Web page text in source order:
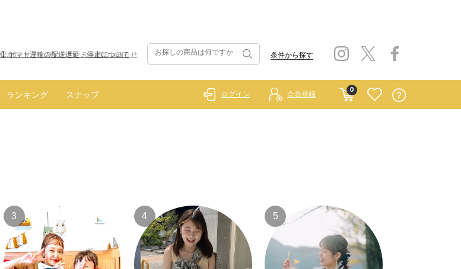
～サイトメンテナンス実施のお知らせ
ヤマト運輸の配送遅延・停止について 条件から探す
ランキング スナップ
0
ログイン 会員登録
3 4 5